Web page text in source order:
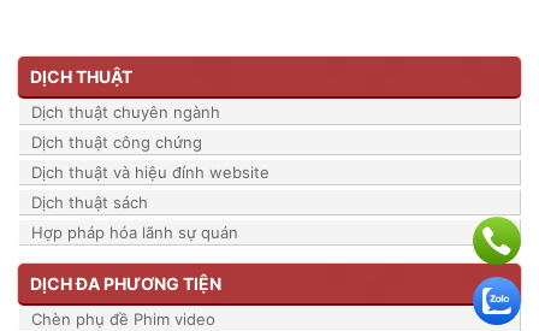
DỊCH THUẬT
Dịch thuật chuyên ngành
Dịch thuật công chứng
Dịch thuật và hiệu đính website
Dịch thuật sách
Hợp pháp hóa lãnh sự quán
DỊCH ĐA PHƯƠNG TIỆN
Chèn phụ đề Phim video